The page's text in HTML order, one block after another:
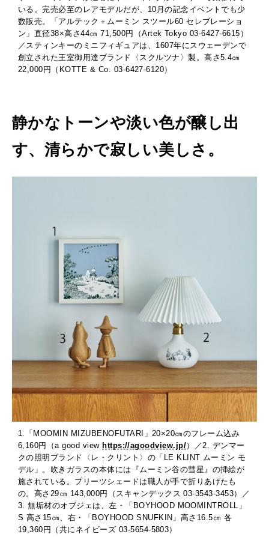
いる。完売必至のレアモデルだが、10月の記念イベントでも少
数販売。「アルテック＋ムーミン スツール60 セレブレーショ
ン」直径38×高さ44㎝ 71,500円（Artek Tokyo 03-6427-6615）
／スティンキーのミニフィギュアは、1607年にスウェーデンで
創立された王室御用達ブランド〈スクルツナ〉製。高さ5.4㎝
22,000円（KOTTE & Co. 03-6427-6120）
静かなトーンや淡い色が醸し出
す、清らかで寂しい美しさ。
1.「MOOMIN MIZUBENOFUTARI」20×20㎝のフレーム込み
6,160円（a good view https://agoodview.jp/）／2. デンマー
クの照明ブランド〈レ・クリント〉の「LE KLINT ムーミン モ
デル」。吹きガラスの本体には『ムーミン谷の彗星』の挿絵が
施されている。プリーツシェードは職人が手で折りあげたも
の。高さ29㎝ 143,000円（スキャンデックス 03-3543-3453）／
3. 無垢材のオブジェは、左・「BOYHOOD MOOMINTROLL」
S 高さ15㎝、右・「BOYHOOD SNUFKIN」高さ16.5㎝ 各
19,360円（共にネイビーズ 03-5654-5803）